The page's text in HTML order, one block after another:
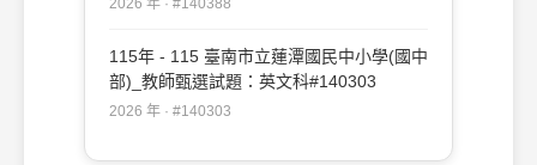
2026 年 · #140388
115年 - 115 臺南市立蓮潭國民中小學(國中
部)_教師甄選試題：英文科#140303
2026 年 · #140303